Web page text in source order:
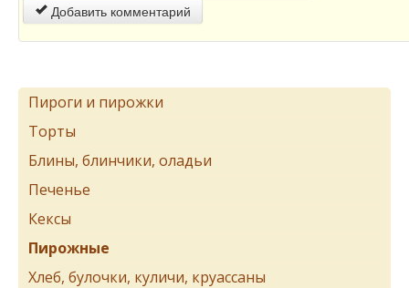
Добавить комментарий
Пироги и пирожки
Торты
Блины, блинчики, оладьи
Печенье
Кексы
Пирожные
Хлеб, булочки, куличи, круассаны